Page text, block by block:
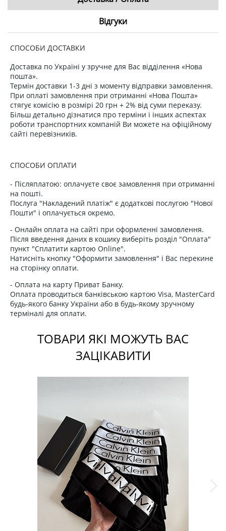
Відгуки
СПОСОБИ ДОСТАВКИ
Доставка по Україні у зручне для Вас відділення «Нова
пошта».
Термін доставки 1-3 дні з моменту відправки замовлення.
При оплаті замовлення при отриманні «Нова Пошта»
стягує комісію в розмірі 20 грн + 2% від суми переказу.
Більш детально дізнатися про терміни і інших аспектах
роботи транспортних компаній Ви можете на офіційному
сайті перевізників.
СПОСОБИ ОПЛАТИ
- Післяплатою: оплачуєте своє замовлення при отриманні
на пошті.
Послуга "Накладений платіж" є додаткові послугою "Нової
Пошти" і оплачується окремо.
- Онлайн оплата на сайті при оформленні замовлення.
Після введення даних в кошику виберіть розділ "Оплата"
пункт "Сплатити картою Online".
Натисніть кнопку "Оформити замовлення" і Вас перекине
на сторінку оплати.
- Оплата на карту Приват Банку.
Оплата проводиться банківською картою Visa, MasterCard
будь-якого банку України або в будь-якому зручному
терміналі для оплати.
ТОВАРИ ЯКІ МОЖУТЬ ВАС
ЗАЦІКАВИТИ